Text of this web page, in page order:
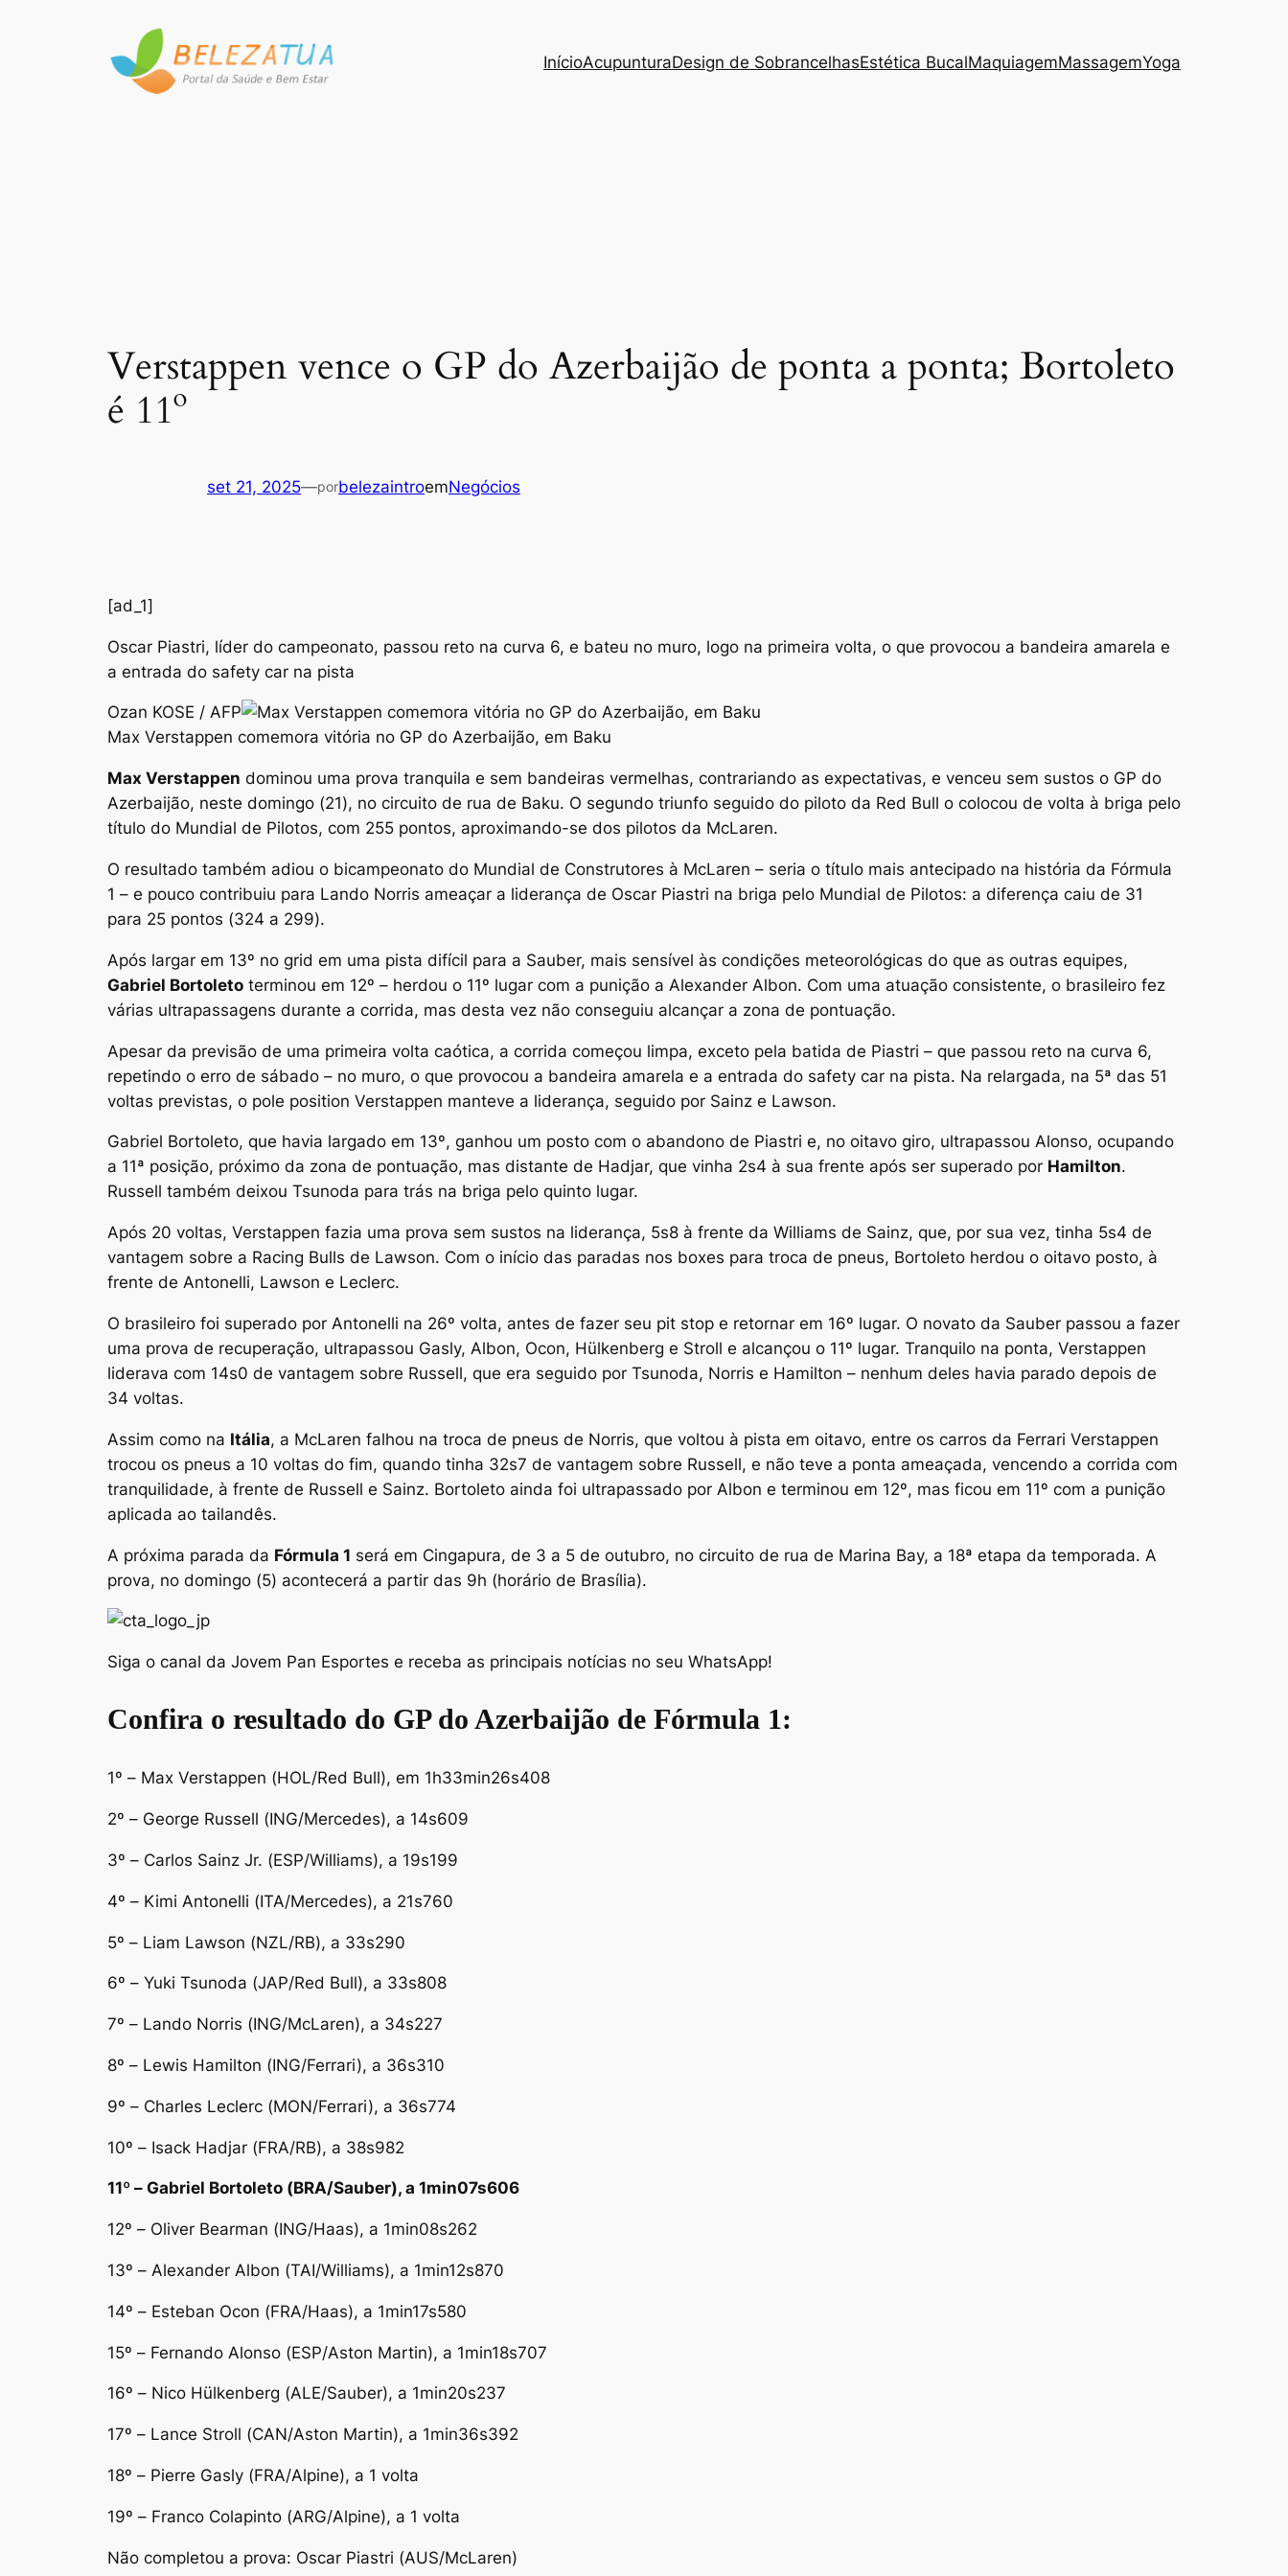
InícioAcupunturaDesign de SobrancelhasEstética BucalMaquiagemMassagemYoga
Verstappen vence o GP do Azerbaijão de ponta a ponta; Bortoleto
é 11º
set 21, 2025—porbelezaintroemNegócios
[ad_1]
Oscar Piastri, líder do campeonato, passou reto na curva 6, e bateu no muro, logo na primeira volta, o que provocou a bandeira amarela e
a entrada do safety car na pista
Ozan KOSE / AFP
Max Verstappen comemora vitória no GP do Azerbaijão, em Baku
Max Verstappen dominou uma prova tranquila e sem bandeiras vermelhas, contrariando as expectativas, e venceu sem sustos o GP do
Azerbaijão, neste domingo (21), no circuito de rua de Baku. O segundo triunfo seguido do piloto da Red Bull o colocou de volta à briga pelo
título do Mundial de Pilotos, com 255 pontos, aproximando-se dos pilotos da McLaren.
O resultado também adiou o bicampeonato do Mundial de Construtores à McLaren – seria o título mais antecipado na história da Fórmula
1 – e pouco contribuiu para Lando Norris ameaçar a liderança de Oscar Piastri na briga pelo Mundial de Pilotos: a diferença caiu de 31
para 25 pontos (324 a 299).
Após largar em 13º no grid em uma pista difícil para a Sauber, mais sensível às condições meteorológicas do que as outras equipes,
Gabriel Bortoleto terminou em 12º – herdou o 11º lugar com a punição a Alexander Albon. Com uma atuação consistente, o brasileiro fez
várias ultrapassagens durante a corrida, mas desta vez não conseguiu alcançar a zona de pontuação.
Apesar da previsão de uma primeira volta caótica, a corrida começou limpa, exceto pela batida de Piastri – que passou reto na curva 6,
repetindo o erro de sábado – no muro, o que provocou a bandeira amarela e a entrada do safety car na pista. Na relargada, na 5ª das 51
voltas previstas, o pole position Verstappen manteve a liderança, seguido por Sainz e Lawson.
Gabriel Bortoleto, que havia largado em 13º, ganhou um posto com o abandono de Piastri e, no oitavo giro, ultrapassou Alonso, ocupando
a 11ª posição, próximo da zona de pontuação, mas distante de Hadjar, que vinha 2s4 à sua frente após ser superado por Hamilton.
Russell também deixou Tsunoda para trás na briga pelo quinto lugar.
Após 20 voltas, Verstappen fazia uma prova sem sustos na liderança, 5s8 à frente da Williams de Sainz, que, por sua vez, tinha 5s4 de
vantagem sobre a Racing Bulls de Lawson. Com o início das paradas nos boxes para troca de pneus, Bortoleto herdou o oitavo posto, à
frente de Antonelli, Lawson e Leclerc.
O brasileiro foi superado por Antonelli na 26º volta, antes de fazer seu pit stop e retornar em 16º lugar. O novato da Sauber passou a fazer
uma prova de recuperação, ultrapassou Gasly, Albon, Ocon, Hülkenberg e Stroll e alcançou o 11º lugar. Tranquilo na ponta, Verstappen
liderava com 14s0 de vantagem sobre Russell, que era seguido por Tsunoda, Norris e Hamilton – nenhum deles havia parado depois de
34 voltas.
Assim como na Itália, a McLaren falhou na troca de pneus de Norris, que voltou à pista em oitavo, entre os carros da Ferrari Verstappen
trocou os pneus a 10 voltas do fim, quando tinha 32s7 de vantagem sobre Russell, e não teve a ponta ameaçada, vencendo a corrida com
tranquilidade, à frente de Russell e Sainz. Bortoleto ainda foi ultrapassado por Albon e terminou em 12º, mas ficou em 11º com a punição
aplicada ao tailandês.
A próxima parada da Fórmula 1 será em Cingapura, de 3 a 5 de outubro, no circuito de rua de Marina Bay, a 18ª etapa da temporada. A
prova, no domingo (5) acontecerá a partir das 9h (horário de Brasília).
Siga o canal da Jovem Pan Esportes e receba as principais notícias no seu WhatsApp!
Confira o resultado do GP do Azerbaijão de Fórmula 1:
1º – Max Verstappen (HOL/Red Bull), em 1h33min26s408
2º – George Russell (ING/Mercedes), a 14s609
3º – Carlos Sainz Jr. (ESP/Williams), a 19s199
4º – Kimi Antonelli (ITA/Mercedes), a 21s760
5º – Liam Lawson (NZL/RB), a 33s290
6º – Yuki Tsunoda (JAP/Red Bull), a 33s808
7º – Lando Norris (ING/McLaren), a 34s227
8º – Lewis Hamilton (ING/Ferrari), a 36s310
9º – Charles Leclerc (MON/Ferrari), a 36s774
10º – Isack Hadjar (FRA/RB), a 38s982
11º – Gabriel Bortoleto (BRA/Sauber), a 1min07s606
12º – Oliver Bearman (ING/Haas), a 1min08s262
13º – Alexander Albon (TAI/Williams), a 1min12s870
14º – Esteban Ocon (FRA/Haas), a 1min17s580
15º – Fernando Alonso (ESP/Aston Martin), a 1min18s707
16º – Nico Hülkenberg (ALE/Sauber), a 1min20s237
17º – Lance Stroll (CAN/Aston Martin), a 1min36s392
18º – Pierre Gasly (FRA/Alpine), a 1 volta
19º – Franco Colapinto (ARG/Alpine), a 1 volta
Não completou a prova: Oscar Piastri (AUS/McLaren)